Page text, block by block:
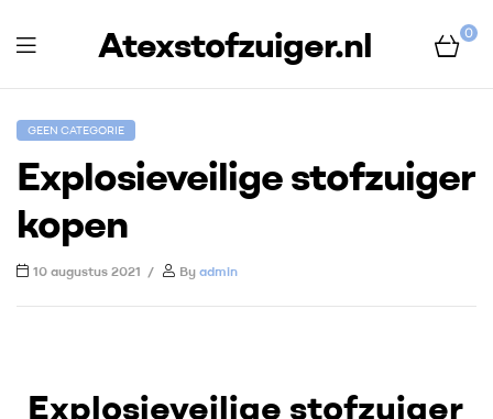
Atexstofzuiger.nl 0
GEEN CATEGORIE
Explosieveilige stofzuiger
kopen
10 augustus 2021 By admin
Explosieveilige stofzuiger